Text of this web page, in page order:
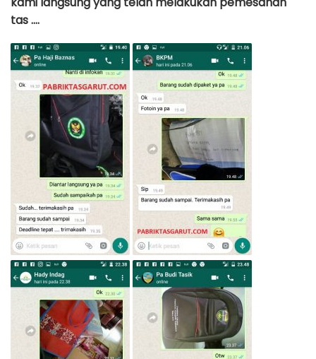
tas ….